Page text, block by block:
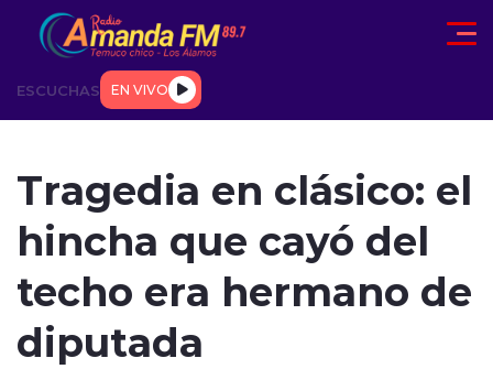
Click acá para ir directamente al contenido
ESCUCHAS EN VIVO
DEPORTES INTERNACIONAL
modo claro
Tragedia en clásico: el
hincha que cayó del
techo era hermano de
diputada